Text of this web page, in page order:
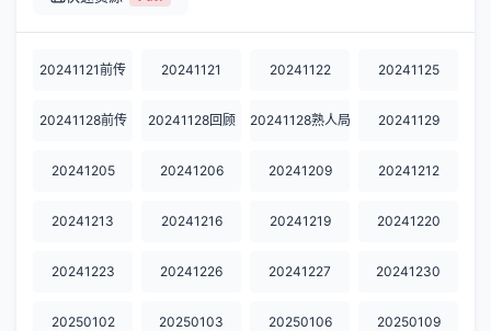
20241121前传 20241121 20241122 20241125
20241128前传 20241128回顾 20241128熟人局 20241129
20241205 20241206 20241209 20241212
20241213 20241216 20241219 20241220
20241223 20241226 20241227 20241230
20250102 20250103 20250106 20250109